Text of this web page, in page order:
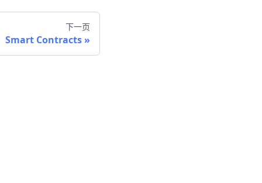
下一页
Smart Contracts